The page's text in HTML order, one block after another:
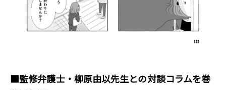
■監修弁護士・柳原由以先生との対談コラムを巻